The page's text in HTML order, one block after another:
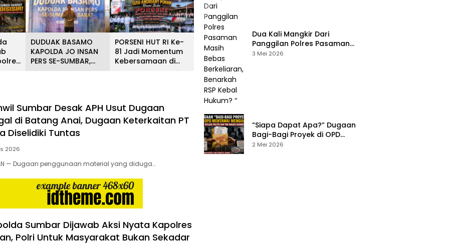
DUDUAK BASAMO
KAPOLDA JO INSAN
PERS SE-SUMBAR,
Irjen Pol. Djati
Pelanggar Hukum di
Internal Polri
PORSENI HUT RI Ke-
81 Jadi Momentum
Kebersamaan di
Sumbar Desak APH Usut Dugaan
di Batang Anai, Dugaan Keterkaitan PT
Diselidiki Tuntas
2026
— Dugaan penggunaan material yang diduga…
Sumbar Dijawab Aksi Nyata Kapolres
Polri Untuk Masyarakat Bukan Sekadar
Dua Kali Mangkir Dari
Panggilan Polres Pasaman
Masih Bebas Berkeliaran,
3 Mei 2026
“Siapa Dapat Apa?” Dugaan
Bagi-Bagi Proyek di OPD
Mentawai Mencuat, Nama Tim
2 Mei 2026